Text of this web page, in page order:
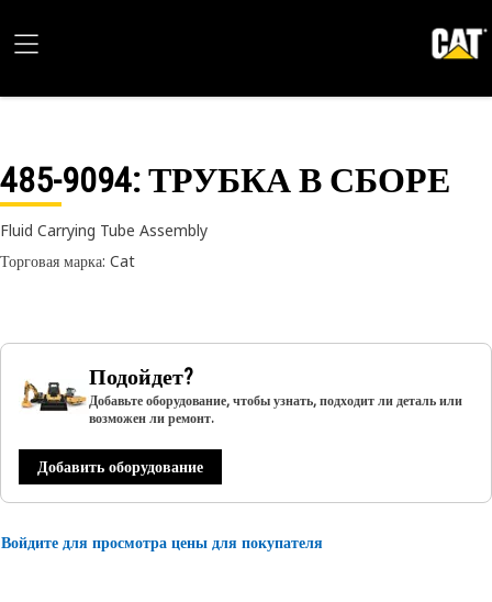
485-9094: ТРУБКА В СБОРЕ
Fluid Carrying Tube Assembly
Торговая марка: Cat
Подойдет?
Добавьте оборудование, чтобы узнать, подходит ли деталь или
возможен ли ремонт.
Добавить оборудование
Войдите для просмотра цены для покупателя